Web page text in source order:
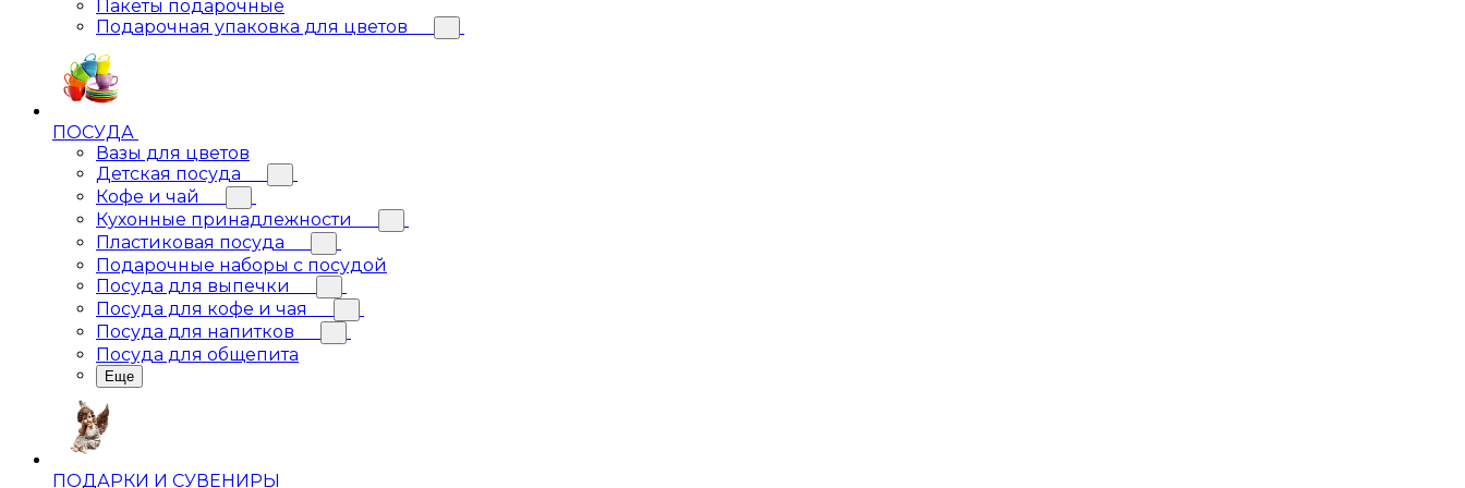
Пакеты подарочные
Подарочная упаковка для цветов
ПОСУДА
Вазы для цветов
Детская посуда
Кофе и чай
Кухонные принадлежности
Пластиковая посуда
Подарочные наборы с посудой
Посуда для выпечки
Посуда для кофе и чая
Посуда для напитков
Посуда для общепита
Еще
ПОДАРКИ И СУВЕНИРЫ